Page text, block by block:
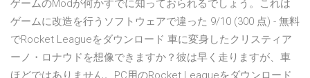
ゲームのModが何かすでに知っておられるでしょう。これは
ゲームに改造を行うソフトウェアで違った 9/10 (300 点) - 無料
でRocket Leagueをダウンロード 車に変身したクリスティア
ーノ・ロナウドを想像できますか？彼は早く走りますが、車